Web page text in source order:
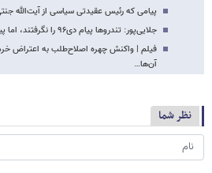
پیامی که رئیس عقیدتی سیاسی از آیت‌الله
جلایی‌پور: تندروها پیام دی۹۶ را نگرفتند، اما پیام بازار را فهمیدند/ نظامیان نباید…
فیلم | واکنش چهره اصلاح‌طلب به اعتراض
آن‌ها…
نظر شما